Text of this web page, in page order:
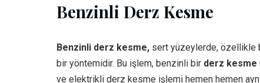
Benzinli Derz Kesme
Benzinli derz kesme, sert yüzeylerde, özellikle
bir yöntemidir. Bu işlem, benzinli bir derz kesme
ve elektrikli derz kesme işlemi hemen hemen